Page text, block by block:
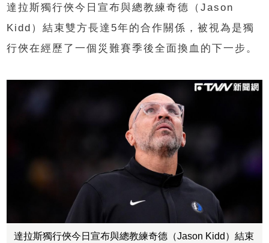
達拉斯獨行俠今日宣布與總教練奇德（Jason
Kidd）結束雙方長達5年的合作關係，被視為是獨
行俠在經歷了一個災難賽季後全面換血的下一步。
達拉斯獨行俠今日宣布與總教練奇德（Jason Kidd）結束